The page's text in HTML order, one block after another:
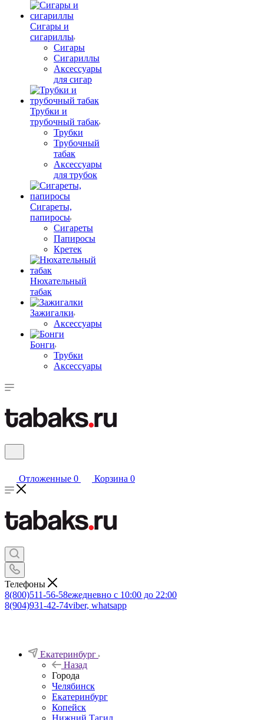
Сигары и
сигариллы
Сигары
Сигариллы
Аксессуары
для сигар
Трубки и
трубочный табак
Трубки
Трубочный
табак
Аксессуары
для трубок
Сигареты,
папиросы
Сигареты
Папиросы
Кретек
Нюхательный
табак
Зажигалки
Аксессуары
Бонги
Трубки
Аксессуары
Отложенные 0 Корзина 0
Телефоны
8(800)511-56-58ежедневно с 10:00 до 22:00
8(904)931-42-74viber, whatsapp
Екатеринбург
Назад
Города
Челябинск
Екатеринбург
Копейск
Нижний Тагил